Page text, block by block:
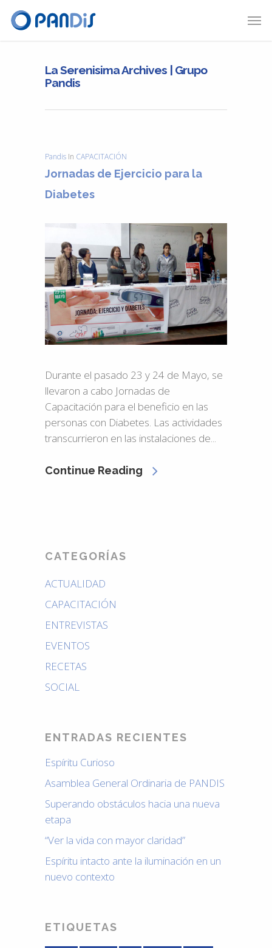
La Serenisima Archives | Grupo
Pandis
Pandis In CAPACITACIÓN
Jornadas de Ejercicio para la
Diabetes
Durante el pasado 23 y 24 de Mayo, se
llevaron a cabo Jornadas de
Capacitación para el beneficio en las
personas con Diabetes. Las actividades
transcurrieron en las instalaciones de...
Continue Reading
CATEGORÍAS
ACTUALIDAD
CAPACITACIÓN
ENTREVISTAS
EVENTOS
RECETAS
SOCIAL
ENTRADAS RECIENTES
Espíritu Curioso
Asamblea General Ordinaria de PANDIS
Superando obstáculos hacia una nueva
etapa
“Ver la vida con mayor claridad”
Espíritu intacto ante la iluminación en un
nuevo contexto
ETIQUETAS